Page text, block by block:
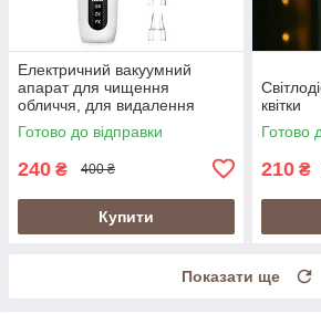
Електричний вакуумний
апарат для чищення
обличчя, для видалення
вугрів, лікування акне
Готово до відправки
240 ₴ 400 ₴
Купити
квітки
Готово
210 ₴
Показати ще